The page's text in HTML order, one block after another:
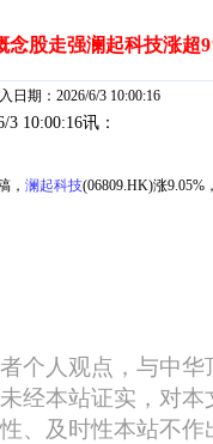
念股走强澜起科技涨超
日期：2026/6/3 10:00:16
3 10:00:16讯：
， 澜起科技(06809.HK)涨9.05%